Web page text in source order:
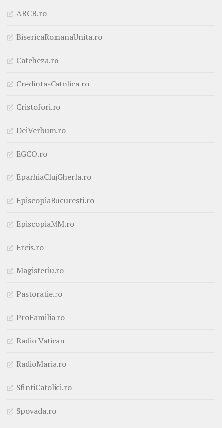
ARCB.ro
BisericaRomanaUnita.ro
Cateheza.ro
Credinta-Catolica.ro
Cristofori.ro
DeiVerbum.ro
EGCO.ro
EparhiaClujGherla.ro
EpiscopiaBucuresti.ro
EpiscopiaMM.ro
Ercis.ro
Magisteriu.ro
Pastoratie.ro
ProFamilia.ro
Radio Vatican
RadioMaria.ro
SfintiCatolici.ro
Spovada.ro